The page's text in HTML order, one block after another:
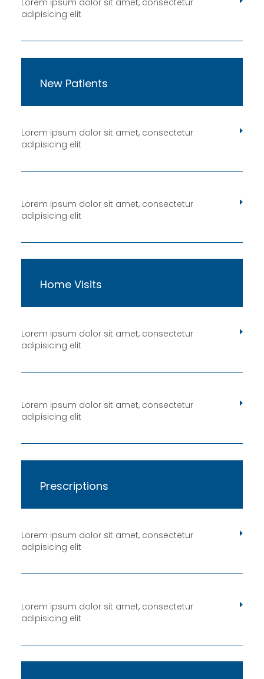
Lorem ipsum dolor sit amet, consectetur
adipisicing elit
New Patients
Lorem ipsum dolor sit amet, consectetur
adipisicing elit
Lorem ipsum dolor sit amet, consectetur
adipisicing elit
Home Visits
Lorem ipsum dolor sit amet, consectetur
adipisicing elit
Lorem ipsum dolor sit amet, consectetur
adipisicing elit
Prescriptions
Lorem ipsum dolor sit amet, consectetur
adipisicing elit
Lorem ipsum dolor sit amet, consectetur
adipisicing elit